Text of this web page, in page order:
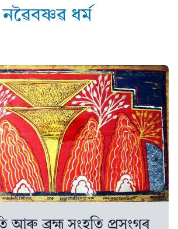
নৱৈবষ্ণৱ ধৰ্ম
আৰু ব্ৰহ্ম সংহতি প্ৰসংগৰ